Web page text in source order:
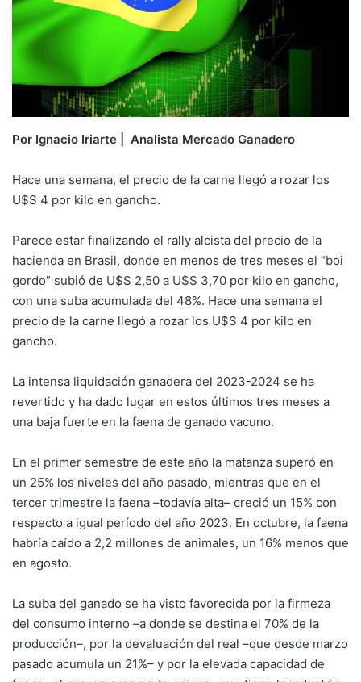
Por Ignacio Iriarte | Analista Mercado Ganadero
Hace una semana, el precio de la carne llegó a rozar los
U$S 4 por kilo en gancho.
Parece estar finalizando el rally alcista del precio de la
hacienda en Brasil, donde en menos de tres meses el “boi
gordo” subió de U$S 2,50 a U$S 3,70 por kilo en gancho,
con una suba acumulada del 48%. Hace una semana el
precio de la carne llegó a rozar los U$S 4 por kilo en
gancho.
La intensa liquidación ganadera del 2023-2024 se ha
revertido y ha dado lugar en estos últimos tres meses a
una baja fuerte en la faena de ganado vacuno.
En el primer semestre de este año la matanza superó en
un 25% los niveles del año pasado, mientras que en el
tercer trimestre la faena –todavía alta– creció un 15% con
respecto a igual período del año 2023. En octubre, la faena
habría caído a 2,2 millones de animales, un 16% menos que
en agosto.
La suba del ganado se ha visto favorecida por la firmeza
del consumo interno –a donde se destina el 70% de la
producción–, por la devaluación del real –que desde marzo
pasado acumula un 21%– y por la elevada capacidad de